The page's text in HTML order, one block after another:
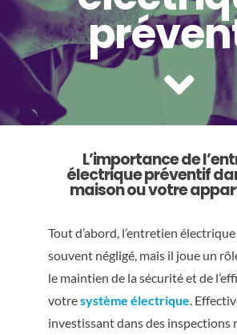
Réalisations
Contact
L’importance de
électrique préventif
maison ou votre
Tout d’abord, l’entretien
souvent négligé, mais il joue un
le maintien de la sécurité et de
votresystème électrique.
investissant dans des inspections